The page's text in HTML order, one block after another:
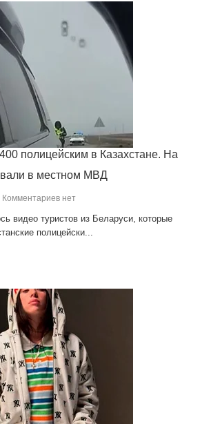
полицейским в Казахстане. На
в местном МВД
Комментариев нет
видео туристов из Беларуси, которые
полицейски...